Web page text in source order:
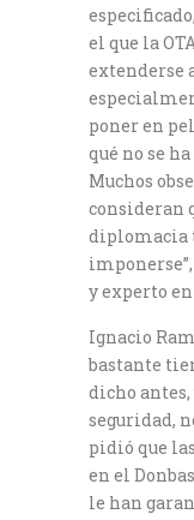
el que la
extenderse
poner en
qué no se
Muchos
consideran
diplomacia
y experto
Ignacio
bastante
dicho
seguridad,
pidió que
en el
le han